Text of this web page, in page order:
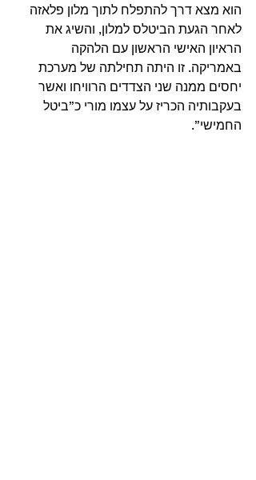
הוא מצא דרך להתפלח לתוך מלון פלאזה
לאחר הגעת הביטלס למלון, והשיג את
הראיון האישי הראשון עם הלהקה
באמריקה. זו היתה תחילתה של מערכת
יחסים ממנה שני הצדדים הרוויחו ואשר
בעקבותיה הכריז על עצמו מורי כ”ביטל
החמישי”.